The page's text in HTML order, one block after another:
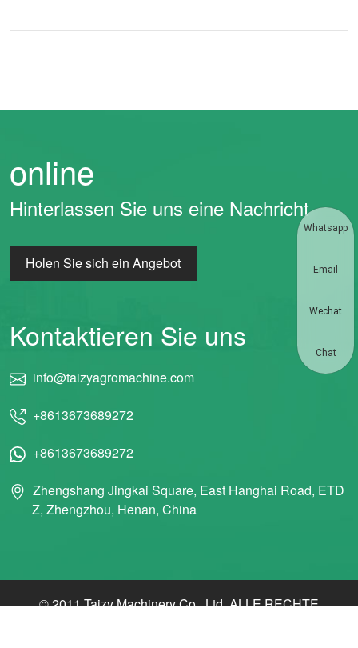
online
Hinterlassen Sie uns eine Nachricht
Holen Sie sich ein Angebot
Kontaktieren Sie uns
info@taizyagromachine.com
+8613673689272
+8613673689272
Zhengshang Jingkai Square, East Hanghai Road, ETD
Z, Zhengzhou, Henan, China
© 2011 Taizy Machinery Co., Ltd. ALLE RECHTE
Whatsapp
Email
Wechat
Chat